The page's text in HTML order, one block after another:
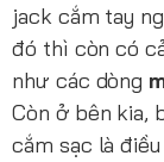
jack cắm tay
đó thì còn có
như các dòng
Còn ở bên kia,
cắm sạc là